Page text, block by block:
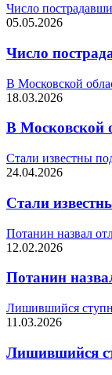
Число
05.05.2026
Число
В Московской
18.03.2026
В Московской
Стали известны
24.04.2026
Стали
Потанин назвал
12.02.2026
Потанин
Лишившийся
11.03.2026
Лишившийся